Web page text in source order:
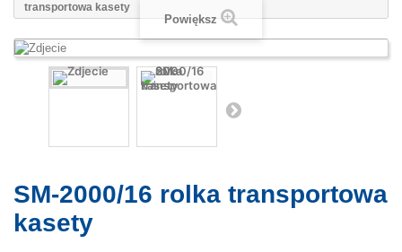
transportowa kasety
Powiększ
SM-2000/16 rolka transportowa
kasety